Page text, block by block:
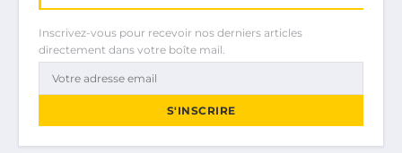
Inscrivez-vous pour recevoir nos derniers articles
directement dans votre boîte mail.
S'INSCRIRE